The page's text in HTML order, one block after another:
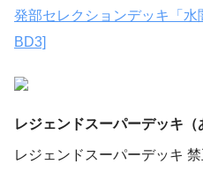
発部セレクションデッキ「
BD3]
レジェンドスーパーデッキ（
レジェンドスーパーデッキ